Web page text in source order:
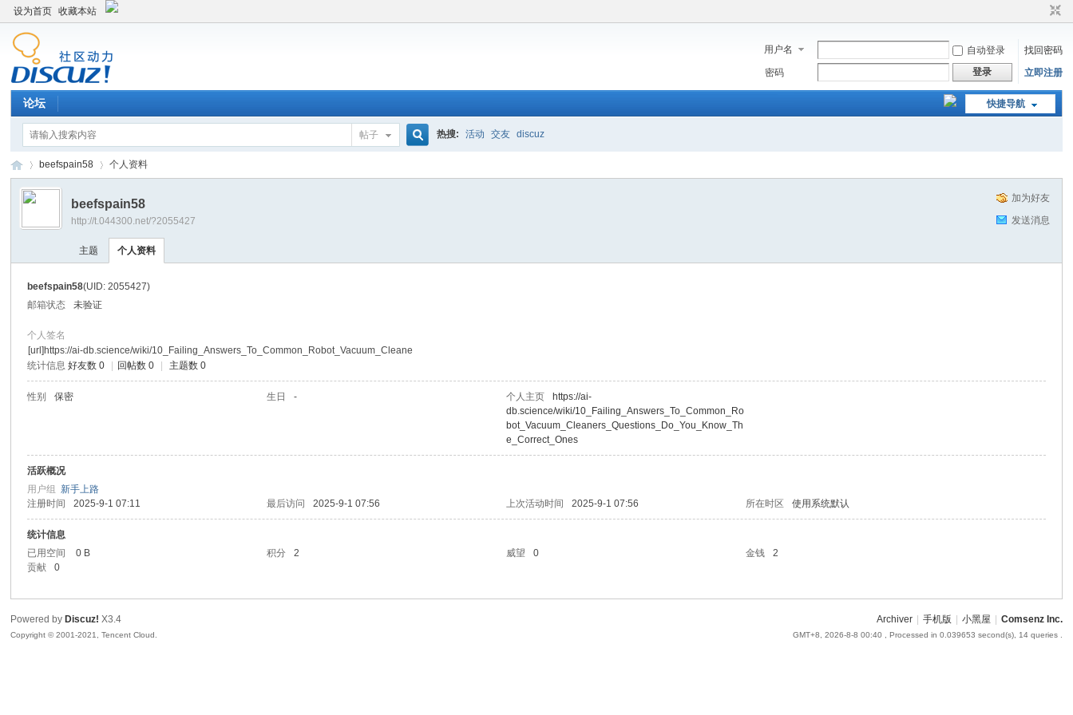
设为首页 收藏本站
用户名 自动登录
找回密码
密码
登录 立即注册
快捷导航
论坛
帖子 热搜: 活动 交友 discuz
›
beefspain58 个人资料
加为好友
发送消息
beefspain58
http://t.044300.net/?2055427
主题 个人资料
beefspain58(UID: 2055427)
邮箱状态
未验证
个人签名
[url]https://ai-db.science/wiki/10_Failing_Answers_To_Common_Robot_Vacuum_Cleane
统计信息 好友数 0 回帖数 0 主题数 0
性别 保密 生日 - 个人主页
https://ai-
db.science/wiki/10_Failing_Answers_To_Common_Ro
bot_Vacuum_Cleaners_Questions_Do_You_Know_Th
e_Correct_Ones
活跃概况
用户组新手上路
注册时间
2025-9-1 07:11 最后访问 2025-9-1 07:56 上次活动时间 2025-9-1 07:56 所在时区 使用系统默认
统计信息
已用空间
0 B 积分 2 威望 0 金钱
2
贡献
0
Archiver 手机版 小黑屋 Comsenz Inc.
GMT+8, 2026-8-8 00:40 , Processed in 0.039653 second(s), 14 queries .
Powered by Discuz! X3.4
Copyright © 2001-2021, Tencent Cloud.